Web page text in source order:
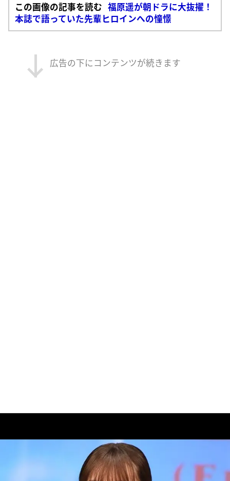
この画像の記事を読む 福原遥が朝ドラに大抜擢！
本誌で語っていた先輩ヒロインへの憧憬
広告の下にコンテンツが続きます